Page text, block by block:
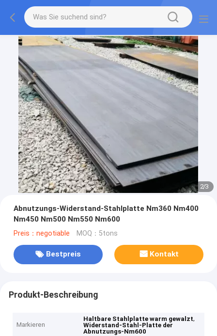
2/3
Abnutzungs-Widerstand-Stahlplatte Nm360 Nm400
Nm450 Nm500 Nm550 Nm600
Preis：negotiable MOQ：5tons
Bestpreis Kontakt
Produkt-Beschreibung
Markieren
Haltbare Stahlplatte warm gewalzt,
Widerstand-Stahl-Platte der
Abnutzungs-Nm600